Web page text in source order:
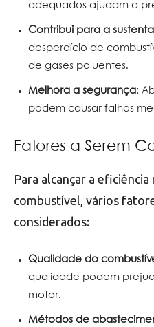
adequados ajudam a
Contribui para a
desperdício de
de gases poluentes.
Melhora a segurança:
podem causar falhas
Fatores a Serem
Para alcançar a
combustível, vários
considerados:
Qualidade do
qualidade podem
motor.
Métodos de